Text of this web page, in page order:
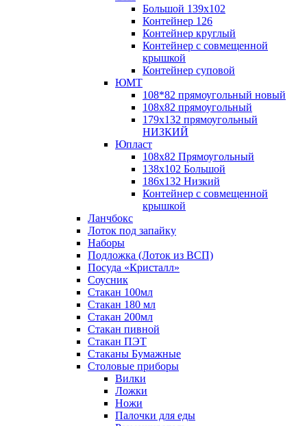
Большой 139х102
Контейнер 126
Контейнер круглый
Контейнер с совмещенной
крышкой
Контейнер суповой
ЮМТ
108*82 прямоугольный новый
108х82 прямоугольный
179х132 прямоугольный
НИЗКИЙ
Юпласт
108х82 Прямоугольный
138х102 Большой
186х132 Низкий
Контейнер с совмещенной
крышкой
Ланчбокс
Лоток под запайку
Наборы
Подложка (Лоток из ВСП)
Посуда «Кристалл»
Соусник
Стакан 100мл
Стакан 180 мл
Стакан 200мл
Стакан пивной
Стакан ПЭТ
Стаканы Бумажные
Столовые приборы
Вилки
Ложки
Ножи
Палочки для еды